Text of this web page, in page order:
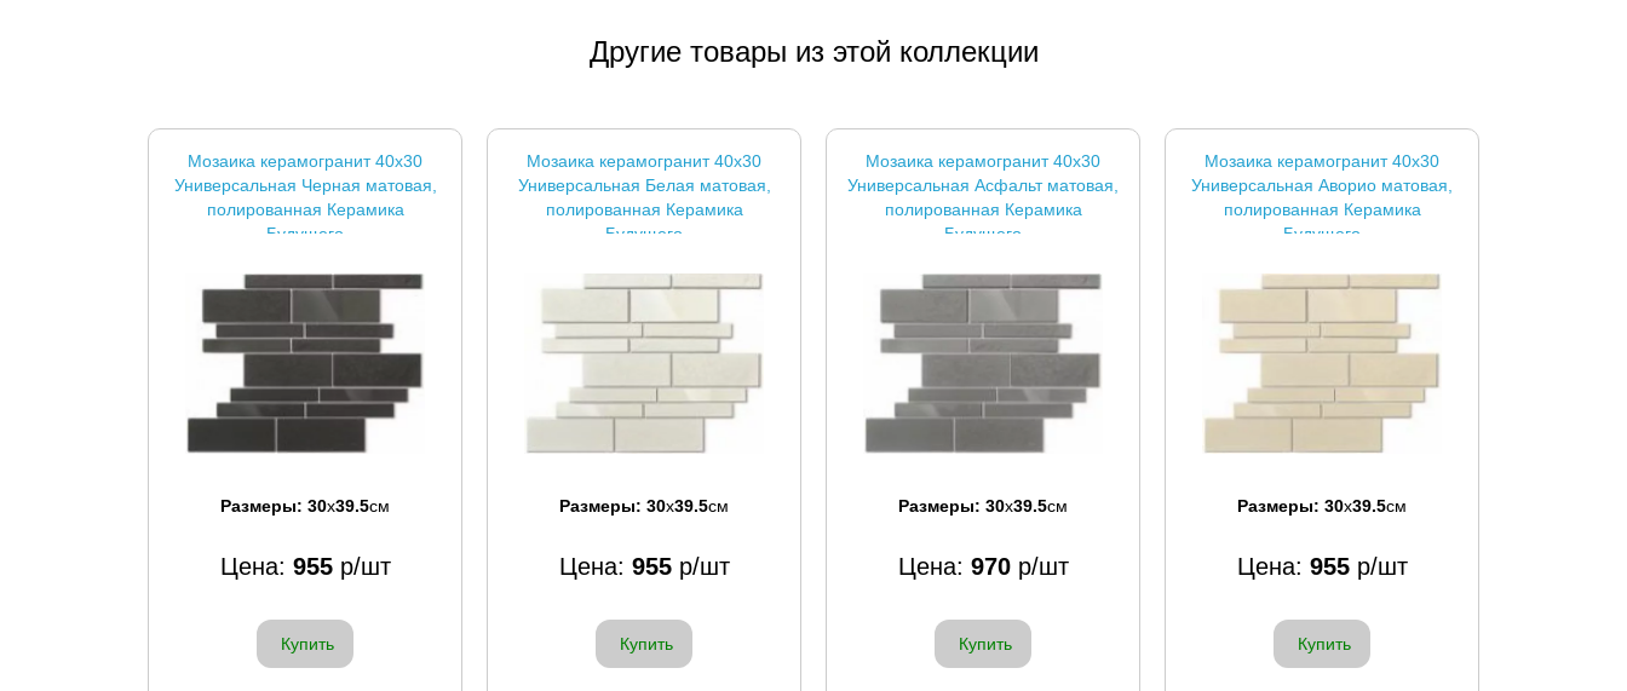
Другие товары из этой коллекции
Мозаика керамогранит 40x30
Универсальная Черная матовая,
полированная Керамика
Будущего
Размеры: 30x39.5см
Цена: 955р/шт
Купить
Мозаика керамогранит 40x30
Универсальная Белая матовая,
полированная Керамика
Будущего
Размеры: 30x39.5см
Цена: 955р/шт
Купить
Мозаика керамогранит 40x30
Универсальная Асфальт матовая,
полированная Керамика
Будущего
Размеры: 30x39.5см
Цена: 970р/шт
Купить
Мозаика керамогранит 40x30
Универсальная Аворио матовая,
полированная Керамика
Будущего
Размеры: 30x39.5см
Цена: 955р/шт
Купить